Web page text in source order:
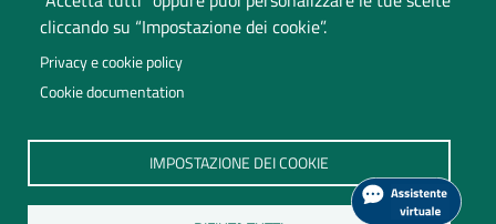
cliccando su “Impostazione dei cookie”.
Privacy e cookie policy
Cookie documentation
IMPOSTAZIONE DEI COOKIE
Università degli Studi dell'Insubria
Sede legale: via Ravasi 2, 21100 Varese
P.IVA 02481820120
(C.F. 95039180120)
PEC: ateneo@pec.uninsubria.it (vedi le altre caselle )